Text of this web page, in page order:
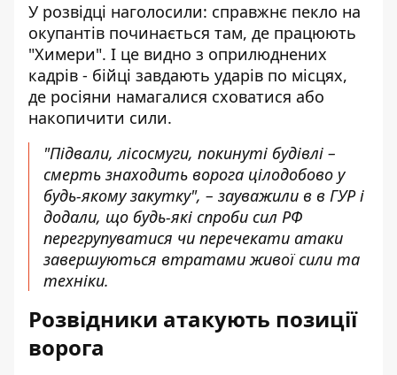
У розвідці наголосили: справжнє пекло на
окупантів починається там, де працюють
"Химери". І це видно з оприлюднених
кадрів - бійці завдають ударів по місцях,
де росіяни намагалися сховатися або
накопичити сили.
"Підвали, лісосмуги, покинуті будівлі –
смерть знаходить ворога цілодобово у
будь-якому закутку", – зауважили в в ГУР і
додали, що будь-які спроби сил РФ
перегрупуватися чи перечекати атаки
завершуються втратами живої сили та
техніки.
Розвідники атакують позиції
ворога